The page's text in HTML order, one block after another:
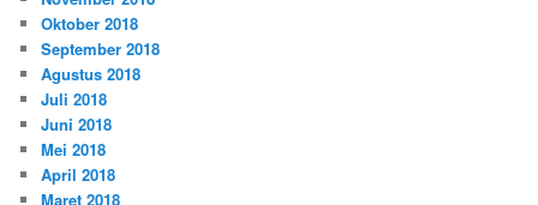
Oktober 2018
September 2018
Agustus 2018
Juli 2018
Juni 2018
Mei 2018
April 2018
Maret 2018